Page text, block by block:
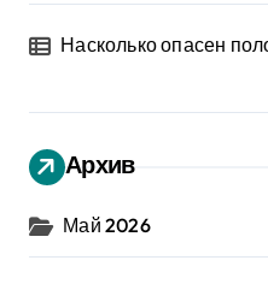
Насколько опасен
Архив
Май 2026